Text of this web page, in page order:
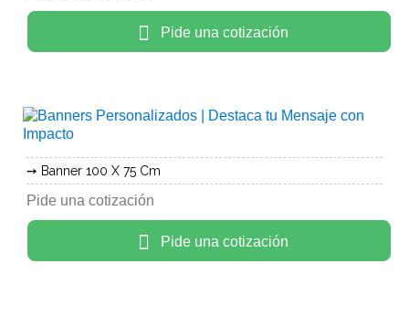
Pide una cotización
Banner 100 X 75 Cm
Pide una cotización
Pide una cotización